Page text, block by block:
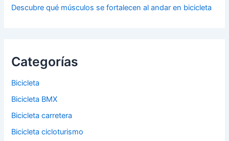
Descubre qué músculos se fortalecen al andar en bicicleta
Categorías
Bicicleta
Bicicleta BMX
Bicicleta carretera
Bicicleta cicloturismo